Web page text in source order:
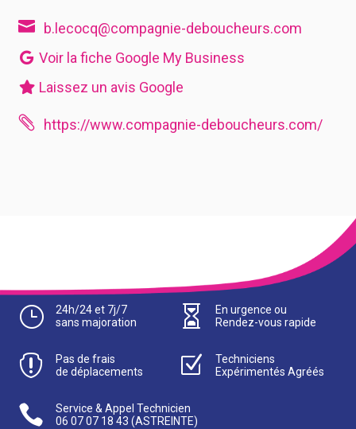

b.lecocq@compagnie-deboucheurs.com
Voir la fiche Google My Business
Laissez un avis Google
 https://www.compagnie-deboucheurs.com/
}
24h/24 et 7j/7
sans majoration

En urgence ou
Rendez-vous rapide

Pas de frais
de déplacements
Z
Techniciens
Expérimentés Agréés

Service & Appel Technicien
06 07 07 18 43 (ASTREINTE)